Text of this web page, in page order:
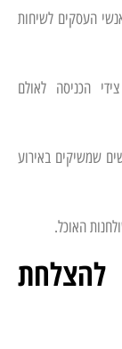
העסקים לשיחות
הכניסה לאולם
שמשיקים באירוע
האוכל.